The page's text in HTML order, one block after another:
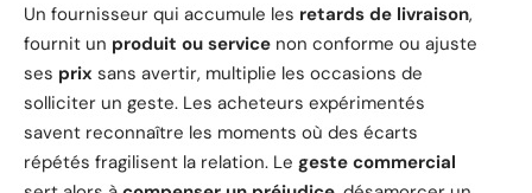
Un fournisseur qui accumule les retards de livraison,
fournit un produit ou service non conforme ou ajuste
ses prix sans avertir, multiplie les occasions de
solliciter un geste. Les acheteurs expérimentés
savent reconnaître les moments où des écarts
répétés fragilisent la relation. Le geste commercial